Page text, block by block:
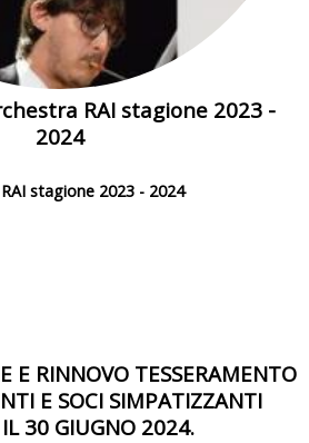
RAI stagione 2023 -
2024
stagione 2023 - 2024
E RINNOVO TESSERAMENTO
E SOCI SIMPATIZZANTI
30 GIUGNO 2024.